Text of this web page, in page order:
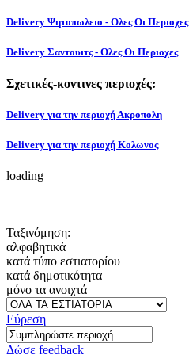
Delivery Ψητοπωλειο - Ολες Οι Περιοχες
Delivery Σαντουιτς - Ολες Οι Περιοχες
Σχετικές-κοντινες περιοχές:
Delivery για την περιοχή Ακροπολη
Delivery για την περιοχή Κολωνος
loading
Ταξινόμηση:
αλφαβητικά
κατά τύπο εστιατορίου
κατά δημοτικότητα
μόνο τα ανοιχτά
Εύρεση
Δώσε feedback